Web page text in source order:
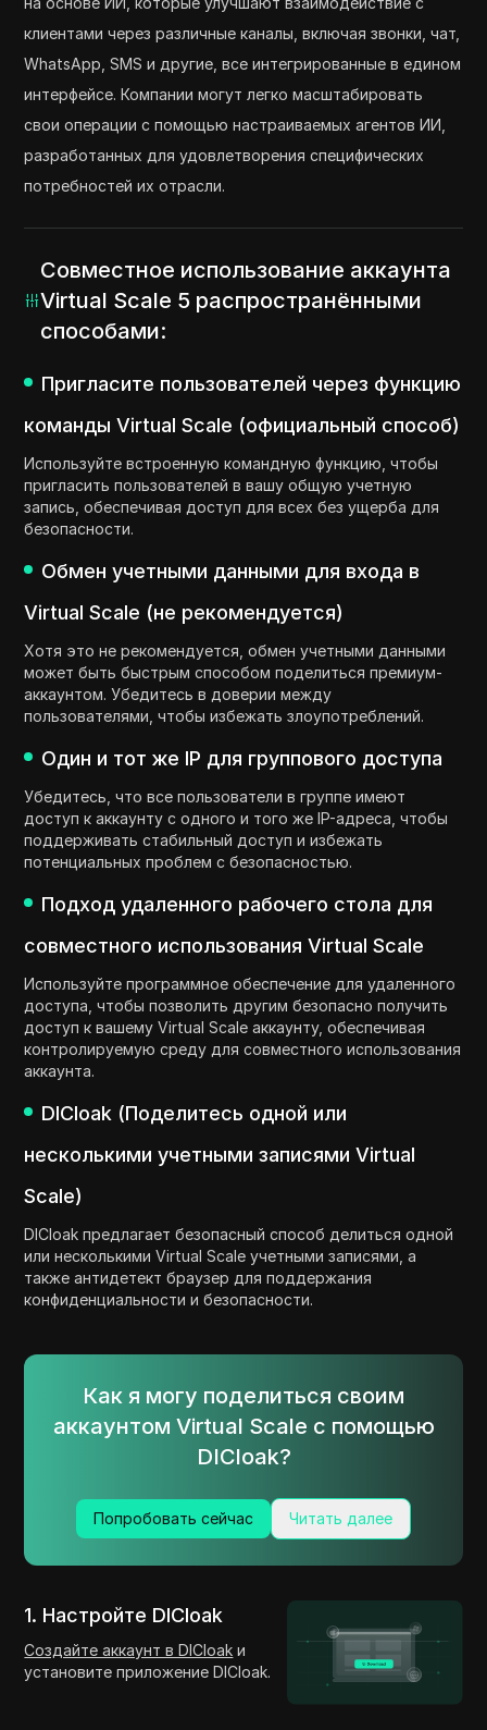
клиентами через различные каналы, включая звонки, чат,
WhatsApp, SMS и другие, все интегрированные в едином
интерфейсе. Компании могут легко масштабировать
свои операции с помощью настраиваемых агентов ИИ,
разработанных для удовлетворения специфических
потребностей их отрасли.
Совместное использование аккаунта
Virtual Scale 5 распространёнными
способами:
Пригласите пользователей через функцию
команды Virtual Scale (официальный способ)
Используйте встроенную командную функцию, чтобы
пригласить пользователей в вашу общую учетную
запись, обеспечивая доступ для всех без ущерба для
безопасности.
Обмен учетными данными для входа в
Virtual Scale (не рекомендуется)
Хотя это не рекомендуется, обмен учетными данными
может быть быстрым способом поделиться премиум-
аккаунтом. Убедитесь в доверии между
пользователями, чтобы избежать злоупотреблений.
Один и тот же IP для группового доступа
Убедитесь, что все пользователи в группе имеют
доступ к аккаунту с одного и того же IP-адреса, чтобы
поддерживать стабильный доступ и избежать
потенциальных проблем с безопасностью.
Подход удаленного рабочего стола для
совместного использования Virtual Scale
Используйте программное обеспечение для удаленного
доступа, чтобы позволить другим безопасно получить
доступ к вашему Virtual Scale аккаунту, обеспечивая
контролируемую среду для совместного использования
аккаунта.
DICloak (Поделитесь одной или
несколькими учетными записями Virtual
Scale)
DICloak предлагает безопасный способ делиться одной
или несколькими Virtual Scale учетными записями, а
также антидетект браузер для поддержания
конфиденциальности и безопасности.
Как я могу поделиться своим
аккаунтом Virtual Scale с помощью
DICloak?
Попробовать сейчас Читать далее
1. Настройте DICloak
Создайте аккаунт в DICloak и
установите приложение DICloak.